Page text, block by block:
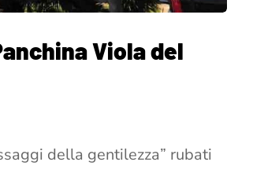
Viola del
della gentilezza” rubati